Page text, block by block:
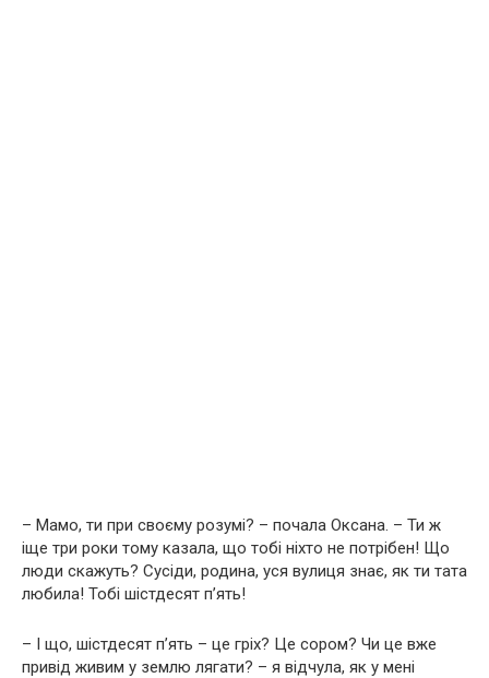
– Мамо, ти при своєму розумі? – почала Оксана. – Ти ж
іще три роки тому казала, що тобі ніхто не потрібен! Що
люди скажуть? Сусіди, родина, уся вулиця знає, як ти тата
любила! Тобі шістдесят п’ять!
– І що, шістдесят п’ять – це гріх? Це сором? Чи це вже
привід живим у землю лягати? – я відчула, як у мені